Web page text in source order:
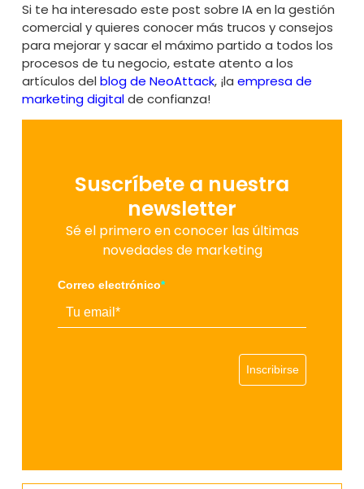
Si te ha interesado este post sobre IA en la gestión
comercial y quieres conocer más trucos y consejos
para mejorar y sacar el máximo partido a todos los
procesos de tu negocio, estate atento a los
artículos del blog de NeoAttack, ¡la empresa de
marketing digitalde confianza!
Suscríbete a nuestra
newsletter
Sé el primero en conocer las últimas
novedades de marketing
Correo electrónico*
Inscribirse